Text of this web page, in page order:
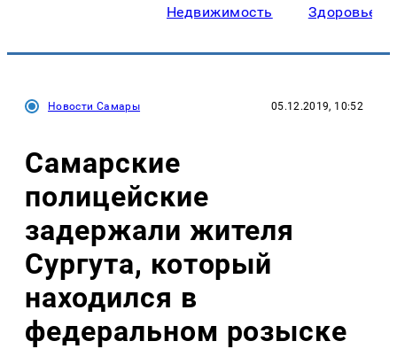
Недвижимость Здоровье
Новости Самары 05.12.2019, 10:52
Самарские
полицейские
задержали жителя
Сургута, который
находился в
федеральном розыске